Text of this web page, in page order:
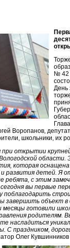
№ 42
День
Воропанов,
школьники, их
открытии
области.
которая
и развития детей. Я
ребята, с этим
вы первые
поблагодарить
завершить объект в
месяцы готовили
родителям.
насладиться
С праздником,
Олег Кувшинников